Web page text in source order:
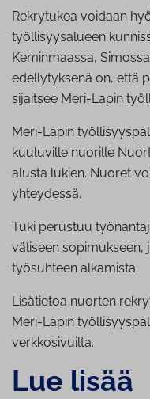
Rekrytukea voidaan
työllisyysalueen
Keminmaassa,
edellytyksenä on, että
sijaitsee Meri-Lapin
Meri-Lapin
kuuluville nuorille
alusta lukien. Nuoret
yhteydessä.
Tuki perustuu
väliseen sopimukseen,
työsuhteen alkamista.
Lisätietoa nuorten
Meri-Lapin
verkkosivuilta.
Lue lisää